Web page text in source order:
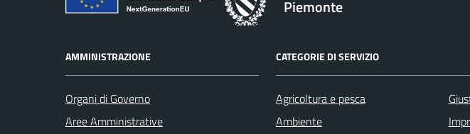
Piemonte
AMMINISTRAZIONE
Organi di Governo
Aree Amministrative
CATEGORIE DI SERVIZIO
Agricoltura e pesca
Ambiente